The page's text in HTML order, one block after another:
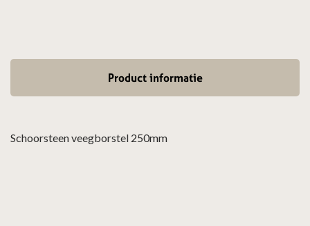
Product informatie
Schoorsteen veegborstel 250mm